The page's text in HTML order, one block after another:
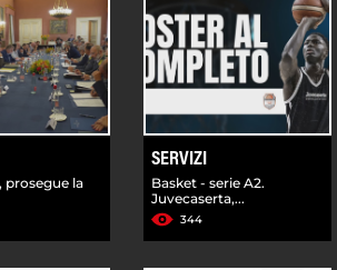
prosegue la
SERVIZI
Basket - serie A2.
Juvecaserta,...
344